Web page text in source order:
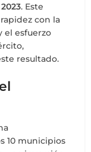
. Este
con la
el esfuerzo
resultado.
10 municipios